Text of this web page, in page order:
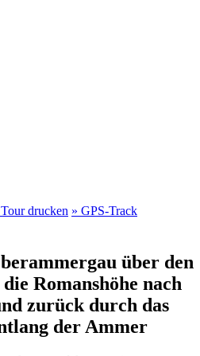
drucken » GPS-Track
über den
Romanshöhe nach
zurück durch das
der Ammer